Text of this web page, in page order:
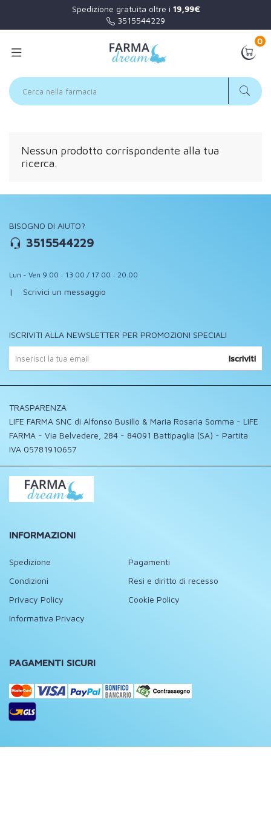
Spedizione gratuita oltre i 19,99€
3515544229
0
Nessun prodotto corrispondente alla tua
ricerca.
BISOGNO DI AIUTO?
3515544229
Lun - Ven 9.00 : 13.00 / 17.00 : 20.00
| Scrivici un messaggio
ISCRIVITI ALLA NEWSLETTER PER PROMOZIONI SPECIALI
Iscriviti
TRASPARENZA
LIFE FARMA SNC di Alfonso Busillo & Maria Rosaria Somma - LIFE
FARMA - Via Belvedere, 284 - 84091 Battipaglia (SA) - Partita
IVA 05781910657
INFORMAZIONI
Spedizione
Pagamenti
Condizioni
Resi e diritto di recesso
Privacy Policy
Cookie Policy
Informativa Privacy
PAGAMENTI SICURI